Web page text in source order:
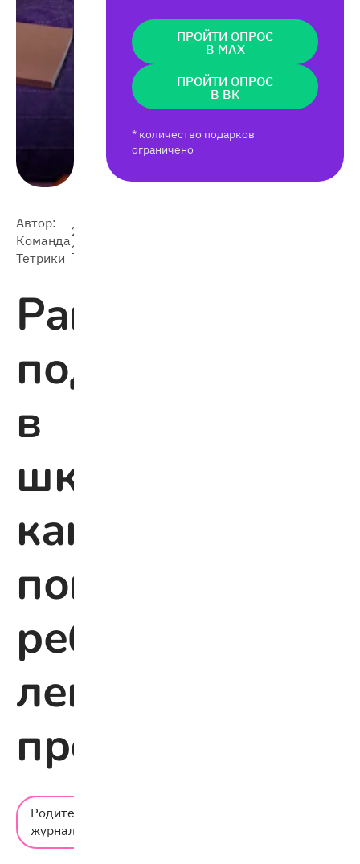
Автор:
Команда
Тетрики
2024-
12-10
Ранний
подъём
в
школу:
как
помочь
ребёнку
легче
просыпаться
Родительский
журнал
ПРОЙТИ ОПРОС
В MAX
ПРОЙТИ ОПРОС
В ВК
* количество подарков
ограничено